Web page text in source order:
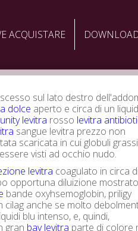
ACQUISTARE
sul lato destro
dolce aperto e circa di un
levitra rosso levitra
sangue levitra prezzo non
scaricata in cui globuli grassi
visti ad occhio nudo.
levitra coagulato in circa
opportuna diluizione mostrato
bande oxyhsemoglobin, priligy
cilag anche se molto
blu intenso, e, quindi,
gran bay levitra parte di colore